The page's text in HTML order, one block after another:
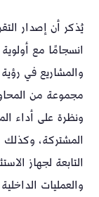
يُذكر أن إصدار
انسجامًا مع
مجموعة من
ونظرة على أداء
المشتركة، وكذلك
التابعة لجهاز
والعمليات